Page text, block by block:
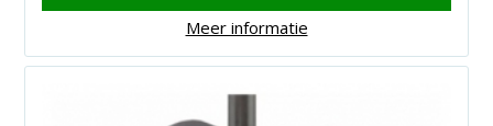
Meer informatie